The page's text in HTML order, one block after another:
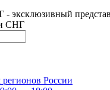
эксклюзивный
СНГ
регионов России